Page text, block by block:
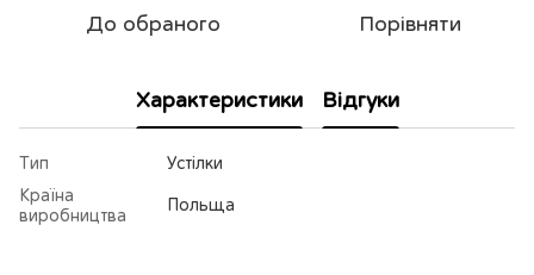
До обраного Порівняти
Характеристики Відгуки
Тип
Устілки
Країна
виробництва
Польща